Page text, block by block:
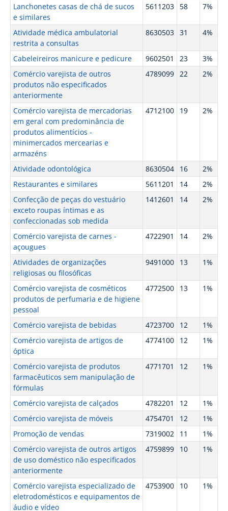
Lanchonetes casas de chá de sucos
e similares
5611203 58 7%
Atividade médica ambulatorial
restrita a consultas
8630503 31 4%
Cabeleireiros manicure e pedicure 9602501 23
3%
Comércio varejista de outros
produtos não especificados
anteriormente
4789099 22 2%
Comércio varejista de mercadorias
em geral com predominância de
produtos alimentícios -
minimercados mercearias e
armazéns
4712100 19 2%
Atividade odontológica 8630504 16
2%
Restaurantes e similares
5611201 14
2%
Confecção de peças do vestuário
exceto roupas íntimas e as
confeccionadas sob medida
1412601 14 2%
Comércio varejista de carnes -
açougues
4722901 14 2%
Atividades de organizações
religiosas ou filosóficas
9491000 13 1%
Comércio varejista de cosméticos
produtos de perfumaria e de higiene
pessoal
4772500 13 1%
Comércio varejista de bebidas 4723700 12
1%
Comércio varejista de artigos de
óptica
4774100 12 1%
Comércio varejista de produtos
farmacêuticos sem manipulação de
fórmulas
4771701 12 1%
Comércio varejista de calçados 4782201 12
1%
Comércio varejista de móveis
4754701 12
1%
Promoção de vendas
7319002 11
1%
Comércio varejista de outros artigos
de uso doméstico não especificados
anteriormente
4759899 10 1%
Comércio varejista especializado de
eletrodomésticos e equipamentos de
áudio e vídeo
4753900 10 1%